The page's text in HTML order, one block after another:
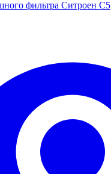
фильтра Ситроен С5